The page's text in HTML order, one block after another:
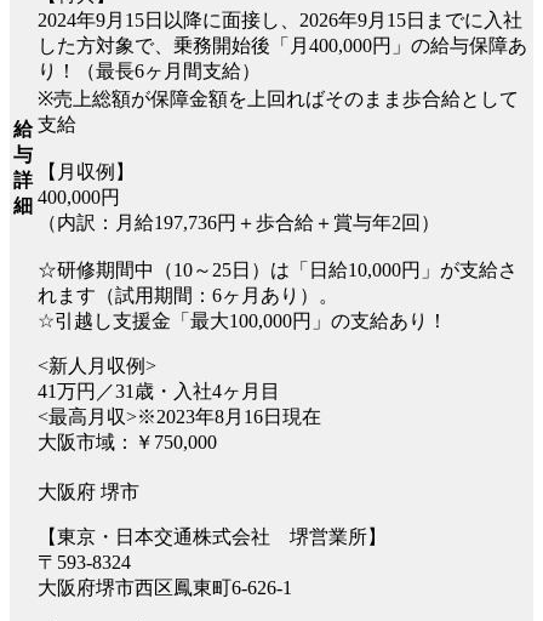
給
与
詳
細
2024年9月15日以降に面接し、2026年9月15日までに入社
した方対象で、乗務開始後「月400,000円」の給与保障あ
り！（最長6ヶ月間支給）
※売上総額が保障金額を上回ればそのまま歩合給として
支給
【月収例】
400,000円
（内訳：月給197,736円＋歩合給＋賞与年2回）
☆研修期間中（10～25日）は「日給10,000円」が支給さ
れます（試用期間：6ヶ月あり）。
☆引越し支援金「最大100,000円」の支給あり！
<新人月収例>
41万円／31歳・入社4ヶ月目
<最高月収>※2023年8月16日現在
大阪市域：￥750,000
大阪府 堺市
【東京・日本交通株式会社 堺営業所】
〒593-8324
大阪府堺市西区鳳東町6-626-1